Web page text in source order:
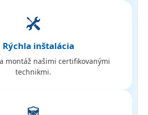
Rýchla inštalácia
montáž našimi certifikovanými
technikmi.